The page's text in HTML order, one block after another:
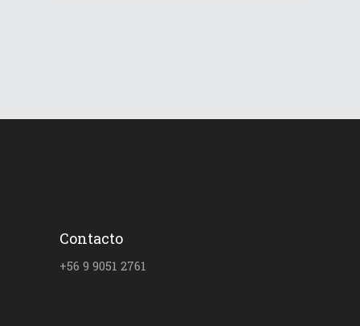
Contacto
+56 9 9051 2761